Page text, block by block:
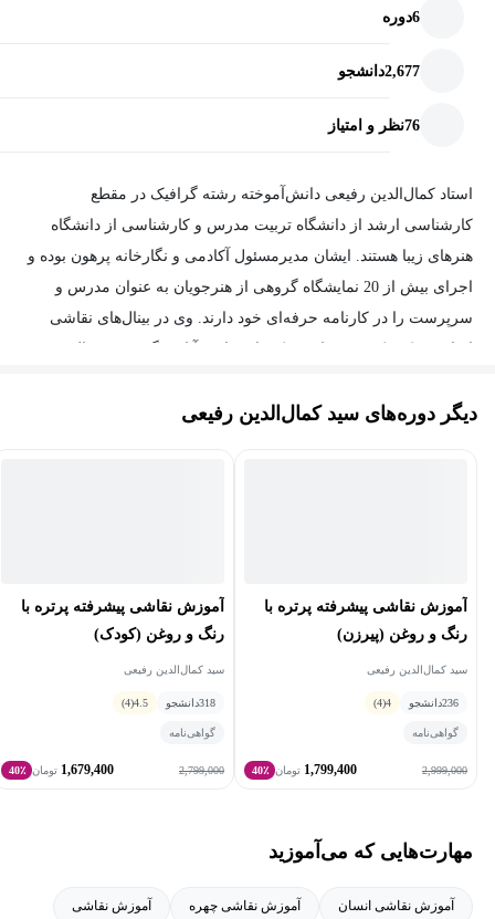
6دوره
2,677دانشجو
76نظر و امتیاز
استاد کمال‌الدین رفیعی دانش‌آموخته رشته گرافیک در مقطع
کارشناسی ارشد از دانشگاه تربیت مدرس و کارشناسی از دانشگاه
هنرهای زیبا هستند. ایشان مدیرمسئول آکادمی و نگارخانه پرهون بوده و
اجرای بیش از 20 نمایشگاه گروهی از هنرجویان به عنوان مدرس و
سرپرست را در کارنامه حرفه‌ای خود دارند. وی در بینال‌های نقاشی
در دانشگاه مختلف ایران مشغول به فعالیت و تدریس هستند و تاکنون
دیگر دوره‌های سید کمال‌الدین رفیعی
آموزش نقاشی پیشرفته پرتره با
رنگ و روغن (پیرزن)
سید کمال‌الدین رفیعی
236دانشجو 4
(4)
گواهی‌نامه
2,999,000
1,799,400 تومان 40٪
آموزش نقاشی پیشرفته پرتره با
رنگ و روغن (کودک)
سید کمال‌الدین رفیعی
318دانشجو 4.5
(4)
گواهی‌نامه
2,799,000
1,679,400 تومان 40٪
مهارت‌هایی که می‌آموزید
آموزش نقاشی انسان آموزش نقاشی چهره آموزش نقاشی